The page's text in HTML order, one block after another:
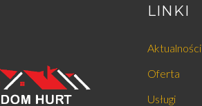
LINKI
Aktualności
Oferta
Usługi